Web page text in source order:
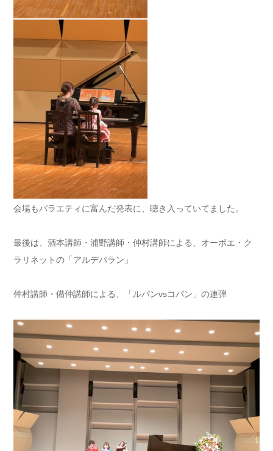
会場もバラエティに富んだ発表に、聴き入っていてました。
最後は、酒本講師・浦野講師・仲村講師による、オーボエ・ク
ラリネットの「アルデバラン」
仲村講師・備仲講師による、「ルパンvsコパン」の連弾